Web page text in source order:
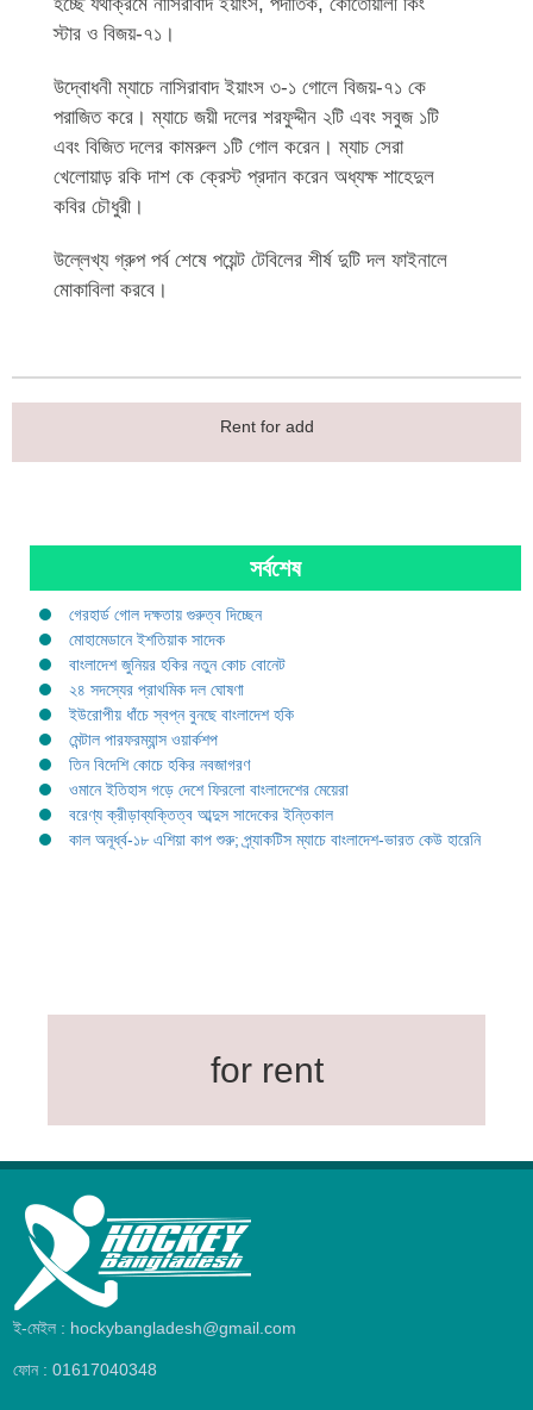
হচ্ছে যথাক্রমে নাসিরাবাদ ইয়াংস, পদাতিক, কোতোয়ালী কিং
স্টার ও বিজয়-৭১।
উদ্বোধনী ম্যাচে নাসিরাবাদ ইয়াংস ৩-১ গোলে বিজয়-৭১ কে
পরাজিত করে। ম্যাচে জয়ী দলের শরফুদ্দীন ২টি এবং সবুজ ১টি
এবং বিজিত দলের কামরুল ১টি গোল করেন। ম্যাচ সেরা
খেলোয়াড় রকি দাশ কে ক্রেস্ট প্রদান করেন অধ্যক্ষ শাহেদুল
কবির চৌধুরী।
উল্লেখ্য গ্রুপ পর্ব শেষে পয়েন্ট টেবিলের শীর্ষ দুটি দল ফাইনালে
মোকাবিলা করবে।
Rent for add
সর্বশেষ
গেরহার্ড গোল দক্ষতায় গুরুত্ব দিচ্ছেন
মোহামেডানে ইশতিয়াক সাদেক
বাংলাদেশ জুনিয়র হকির নতুন কোচ বোনেট
২৪ সদস্যের প্রাথমিক দল ঘোষণা
ইউরোপীয় ধাঁচে স্বপ্ন বুনছে বাংলাদেশ হকি
মেন্টাল পারফরম্যান্স ওয়ার্কশপ
তিন বিদেশি কোচে হকির নবজাগরণ
ওমানে ইতিহাস গড়ে দেশে ফিরলো বাংলাদেশের মেয়েরা
বরেণ্য ক্রীড়াব্যক্তিত্ব আব্দুস সাদেকের ইন্তিকাল
কাল অনূর্ধ্ব-১৮ এশিয়া কাপ শুরু; প্র্যাকটিস ম্যাচে বাংলাদেশ-ভারত কেউ হারেনি
for rent
ই-মেইল : hockybangladesh@gmail.com
ফোন : 01617040348